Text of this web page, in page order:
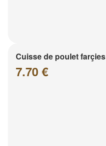
Cuisse de poulet farçies
7.70 €